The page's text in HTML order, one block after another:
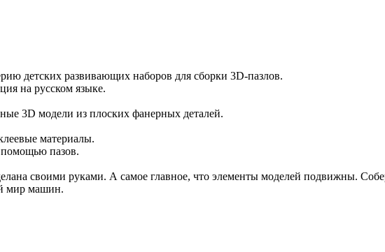
детских развивающих наборов для сборки 3D-пазлов.
на русском языке.
3D модели из плоских фанерных деталей.
материалы.
пазов.
своими руками. А самое главное, что элементы моделей подвижны.
мир машин.